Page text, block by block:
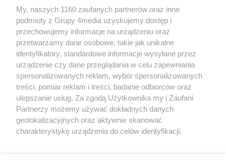
Kontakt Reklama Patronat
Dane firmowe
Regulamin serwisu i ogłoszeń drobnych
Regulamin konkursów
Polityka prywatności
Przetwarzanie danych osobowych
Zapisz się do newslettera
Dołącz do grona ludzi najlepiej poinformowanych!
Zapisz się »
My, naszych 1160 zaufanych partnerów oraz inne
podmioty z Grupy 4media uzyskujemy dostęp i
przechowujemy informacje na urządzeniu oraz
przetwarzamy dane osobowe, takie jak unikalne
identyfikatory, standardowe informacje wysyłane przez
urządzenie czy dane przeglądania w celu zapewniania
spersonalizowanych reklam, wybór spersonalizowanych
treści, pomiar reklam i treści, badanie odbiorców oraz
ulepszanie usług. Za zgodą Użytkownika my i Zaufani
Partnerzy możemy używać dokładnych danych
geolokalizacyjnych oraz aktywnie skanować
charakterystykę urządzenia do celów identyfikacji.